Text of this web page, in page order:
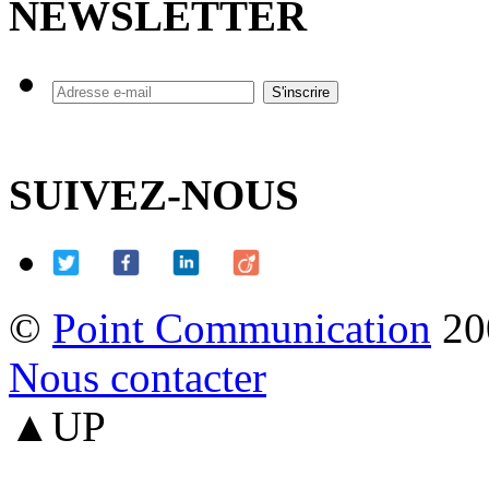
NEWSLETTER
SUIVEZ-NOUS
© Point Communication
Nous contacter
▲UP